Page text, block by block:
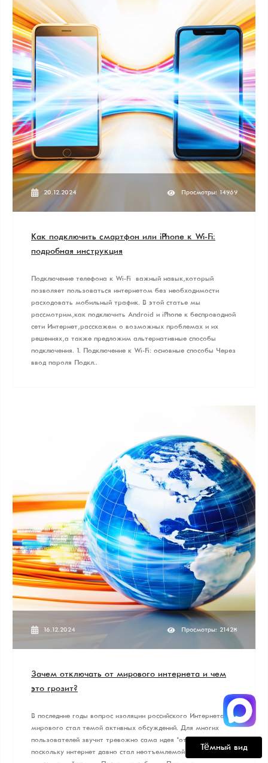
20.12.2024 Просмотры: 14969
Как подключить смартфон или iPhone к Wi-Fi:
подробная инструкция
Подключение телефона к Wi-Fi – важный навык, который
позволяет пользоваться интернетом без необходимости
расходовать мобильный трафик. В этой статье мы
рассмотрим, как подключить Android и iPhone к беспроводной
сети Интернет, расскажем о возможных проблемах и их
решениях, а также предложим альтернативные способы
подключения. 1. Подключение к Wi-Fi: основные способы Через
ввод пароля Подкл..
16.12.2024 Просмотры: 21428
Зачем отключать от мирового интернета и чем
это грозит?
В последние годы вопрос изоляции российского Интернета от
мирового стал темой активных обсуждений. Для многих
пользователей звучит тревожно сама идея "отключения",
поскольку интернет давно стал неотъемлемой частью